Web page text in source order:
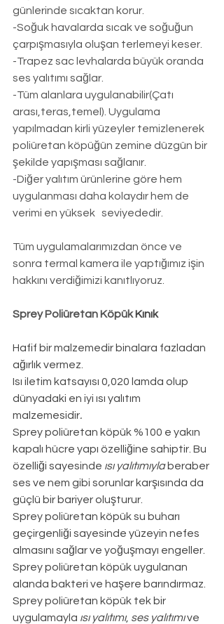
günlerinde sıcaktan korur.
-Soğuk havalarda sıcak ve soğuğun
çarpışmasıyla oluşan terlemeyi keser.
-Trapez sac levhalarda büyük oranda
ses yalıtımı sağlar.
-Tüm alanlara uygulanabilir(Çatı
arası,teras,temel). Uygulama
yapılmadan kirli yüzeyler temizlenerek
poliüretan köpüğün zemine düzgün bir
şekilde yapışması sağlanır.
-Diğer yalıtım ürünlerine göre hem
uygulanması daha kolaydır hem de
verimi en yüksek   seviyededir.
Tüm uygulamalarımızdan önce ve
sonra termal kamera ile yaptığımız işin
hakkını verdiğimizi kanıtlıyoruz.
Sprey Poliüretan Köpük Kınık
Hafif bir malzemedir binalara fazladan
ağırlık vermez.
Isı iletim katsayısı 0,020 lamda olup
dünyadaki en iyi ısı yalıtım
malzemesidir.
Sprey poliüretan köpük %100 e yakın
kapalı hücre yapı özelliğine sahiptir. Bu
özelliği sayesinde ısı yalıtımıyla beraber
ses ve nem gibi sorunlar karşısında da
güçlü bir bariyer oluşturur.
Sprey poliüretan köpük su buharı
geçirgenliği sayesinde yüzeyin nefes
almasını sağlar ve yoğuşmayı engeller.
Sprey poliüretan köpük uygulanan
alanda bakteri ve haşere barındırmaz.
Sprey poliüretan köpük tek bir
uygulamayla ısı yalıtımı, ses yalıtımı ve